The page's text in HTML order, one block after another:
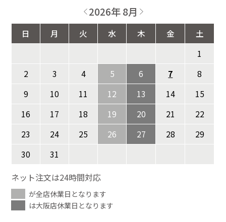
2026年 8月
日 月 火 水 木 金
土
1
2
3 4 5 6 7
8
9
10 11 12 13 14
15
16
17 18 19 20 21
22
23
24 25 26 27 28
29
30
31
ネット注文は24時間対応
が全店休業日となります
は大阪店休業日となります